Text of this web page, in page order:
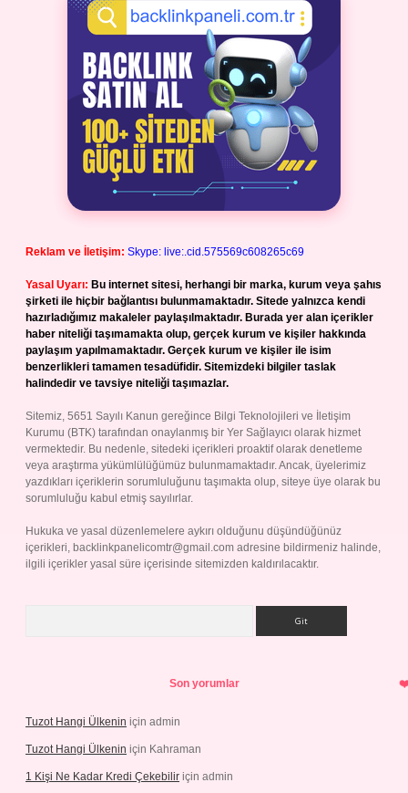
Reklam ve İletişim: Skype: live:.cid.575569c608265c69
Yasal Uyarı: Bu internet sitesi, herhangi bir marka, kurum veya şahıs
şirketi ile hiçbir bağlantısı bulunmamaktadır. Sitede yalnızca kendi
hazırladığımız makaleler paylaşılmaktadır. Burada yer alan içerikler
haber niteliği taşımamakta olup, gerçek kurum ve kişiler hakkında
paylaşım yapılmamaktadır. Gerçek kurum ve kişiler ile isim
benzerlikleri tamamen tesadüfidir. Sitemizdeki bilgiler taslak
halindedir ve tavsiye niteliği taşımazlar.
Sitemiz, 5651 Sayılı Kanun gereğince Bilgi Teknolojileri ve İletişim
Kurumu (BTK) tarafından onaylanmış bir Yer Sağlayıcı olarak hizmet
vermektedir. Bu nedenle, sitedeki içerikleri proaktif olarak denetleme
veya araştırma yükümlülüğümüz bulunmamaktadır. Ancak, üyelerimiz
yazdıkları içeriklerin sorumluluğunu taşımakta olup, siteye üye olarak bu
sorumluluğu kabul etmiş sayılırlar.
Hukuka ve yasal düzenlemelere aykırı olduğunu düşündüğünüz
içerikleri, backlinkpanelicomtr@gmail.com adresine bildirmeniz halinde,
ilgili içerikler yasal süre içerisinde sitemizden kaldırılacaktır.
Son yorumlar
Tuzot Hangi Ülkenin için admin
Tuzot Hangi Ülkenin için Kahraman
1 Kişi Ne Kadar Kredi Çekebilir için admin